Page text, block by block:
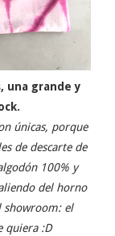
una grande y
únicas, porque
de descarte de
100% y
del horno
showroom: el
quiera :D